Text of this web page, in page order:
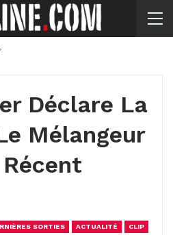
Déclare La
Mélangeur
SORTIES ACTUALITÉ CLIP